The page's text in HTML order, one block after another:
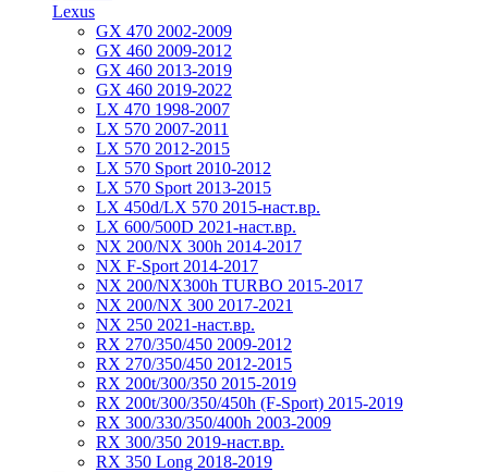
Lexus
GX 470 2002-2009
GX 460 2009-2012
GX 460 2013-2019
GX 460 2019-2022
LX 470 1998-2007
LX 570 2007-2011
LX 570 2012-2015
LX 570 Sport 2010-2012
LX 570 Sport 2013-2015
LX 450d/LX 570 2015-наст.вр.
LX 600/500D 2021-наст.вр.
NX 200/NX 300h 2014-2017
NX F-Sport 2014-2017
NX 200/NX300h TURBO 2015-2017
NX 200/NX 300 2017-2021
NX 250 2021-наст.вр.
RX 270/350/450 2009-2012
RX 270/350/450 2012-2015
RX 200t/300/350 2015-2019
RX 200t/300/350/450h (F-Sport) 2015-2019
RX 300/330/350/400h 2003-2009
RX 300/350 2019-наст.вр.
RX 350 Long 2018-2019